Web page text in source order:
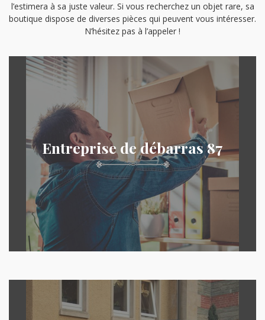
l’estimera à sa juste valeur. Si vous recherchez un objet rare, sa
boutique dispose de diverses pièces qui peuvent vous intéresser.
N’hésitez pas à l’appeler !
Entreprise de débarras 87